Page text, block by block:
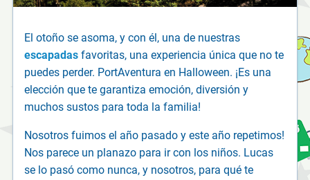
El otoño se asoma, y con él, una de nuestras
escapadas favoritas, una experiencia única que no te
puedes perder. PortAventura en Halloween. ¡Es una
elección que te garantiza emoción, diversión y
muchos sustos para toda la familia!
Nosotros fuimos el año pasado y este año repetimos!
Nos parece un planazo para ir con los niños. Lucas
se lo pasó como nunca, y nosotros, para qué te